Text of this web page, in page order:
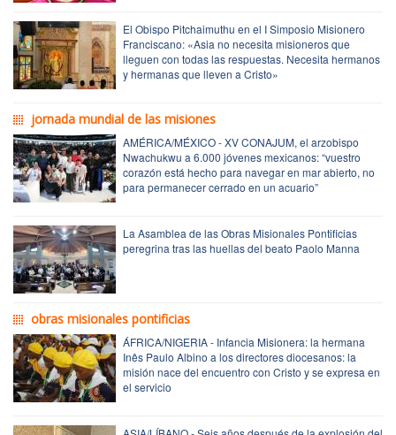
El Obispo Pitchaimuthu en el I Simposio Misionero
Franciscano: «Asia no necesita misioneros que
lleguen con todas las respuestas. Necesita hermanos
y hermanas que lleven a Cristo»
jornada mundial de las misiones
AMÉRICA/MÉXICO - XV CONAJUM, el arzobispo
Nwachukwu a 6.000 jóvenes mexicanos: “vuestro
corazón está hecho para navegar en mar abierto, no
para permanecer cerrado en un acuario”
La Asamblea de las Obras Misionales Pontificias
peregrina tras las huellas del beato Paolo Manna
obras misionales pontificias
ÁFRICA/NIGERIA - Infancia Misionera: la hermana
Inês Paulo Albino a los directores diocesanos: la
misión nace del encuentro con Cristo y se expresa en
el servicio